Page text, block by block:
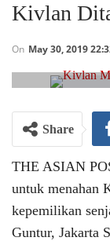
Kivlan
On May 30, 2019
Share
THE ASIAN
untuk menahan
kepemilikan
Guntur, Jakarta